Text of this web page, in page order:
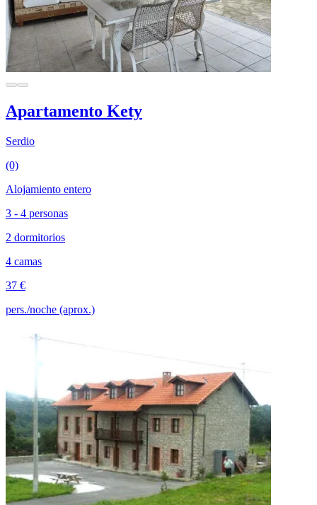
Apartamento Kety
Serdio
(0)
Alojamiento entero
3 - 4 personas
2 dormitorios
4 camas
37 €
pers./noche (aprox.)